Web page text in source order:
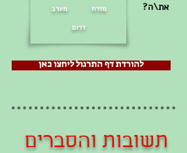
מזרח מערב
דרום
?את\ה
להורדת דף התרגול ליחצו כאן
תשובות והסברים